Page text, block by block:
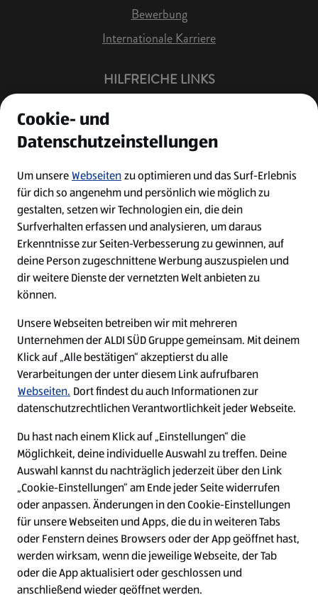
Bewerbung
Internationale Karriere
HILFREICHE LINKS
Job Benachrichtigung
Bewerberkonto
Leichte Sprache
Kontakt
W
i
r
d
a
u
f
W
i
r
d
a
u
f
W
i
r
d
a
u
f
W
i
r
d
a
Cookie - Liste
Datenschutz
Cookie- und
Datenschutzeinstellungen
Um unsereWebseitenzu optimieren und das Surf-Erlebnis
für dich so angenehm und persönlich wie möglich zu
gestalten, setzen wir Technologien ein, die dein
Surfverhalten erfassen und analysieren, um daraus
Erkenntnisse zur Seiten-Verbesserung zu gewinnen, auf
deine Person zugeschnittene Werbung auszuspielen und
dir weitere Dienste der vernetzten Welt anbieten zu
können.
Unsere Webseiten betreiben wir mit mehreren
Unternehmen der ALDI SÜD Gruppe gemeinsam. Mit deinem
Klick auf „Alle bestätigen“ akzeptierst du alle
Verarbeitungen der unter diesem Link aufrufbaren
Webseiten. Dort findest du auch Informationen zur
datenschutzrechtlichen Verantwortlichkeit jeder Webseite.
Du hast nach einem Klick auf „Einstellungen“ die
Möglichkeit, deine individuelle Auswahl zu treffen. Deine
Auswahl kannst du nachträglich jederzeit über den Link
„Cookie-Einstellungen“ am Ende jeder Seite widerrufen
oder anpassen. Änderungen in den Cookie-Einstellungen
für unsere Webseiten und Apps, die du in weiteren Tabs
oder Fenstern deines Browsers oder der App geöffnet hast,
werden wirksam, wenn die jeweilige Webseite, der Tab
oder die App aktualisiert oder geschlossen und
anschließend wieder geöffnet werden.